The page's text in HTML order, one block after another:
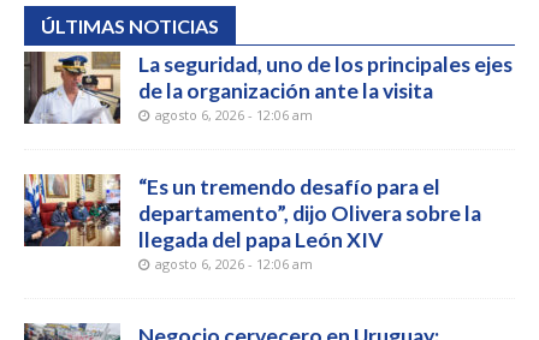
ÚLTIMAS NOTICIAS
La seguridad, uno de los principales ejes
de la organización ante la visita
agosto 6, 2026 - 12:06 am
“Es un tremendo desafío para el
departamento”, dijo Olivera sobre la
llegada del papa León XIV
agosto 6, 2026 - 12:06 am